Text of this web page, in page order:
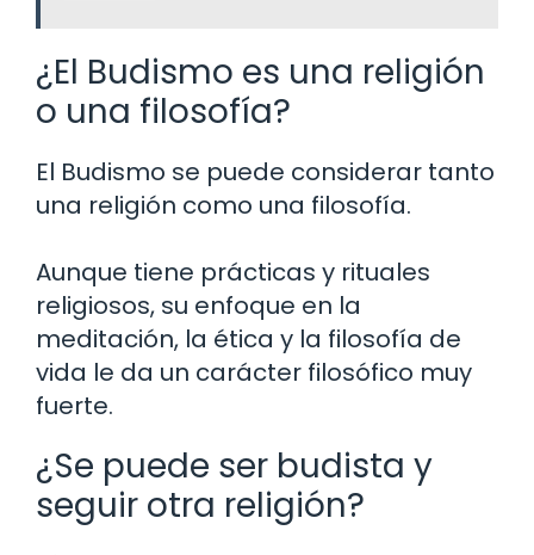
¿El Budismo es una religión
o una filosofía?
El Budismo se puede considerar tanto
una religión como una filosofía.
Aunque tiene prácticas y rituales
religiosos, su enfoque en la
meditación, la ética y la filosofía de
vida le da un carácter filosófico muy
fuerte.
¿Se puede ser budista y
seguir otra religión?